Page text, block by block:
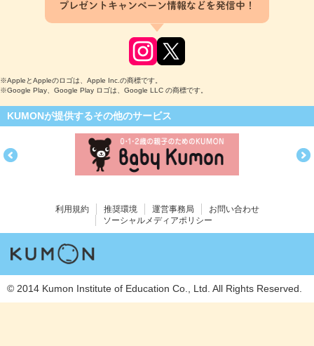
プレゼントキャンペーン情報などを発信中！
※AppleとAppleのロゴは、Apple Inc.の商標です。
※Google Play、Google Play ロゴは、Google LLC の商標です。
KUMONが提供するその他のサービス
利用規約 推奨環境 運営事務局
お問い合わせ
ソーシャルメディアポリシー
© 2014 Kumon Institute of Education Co., Ltd. All Rights Reserved.